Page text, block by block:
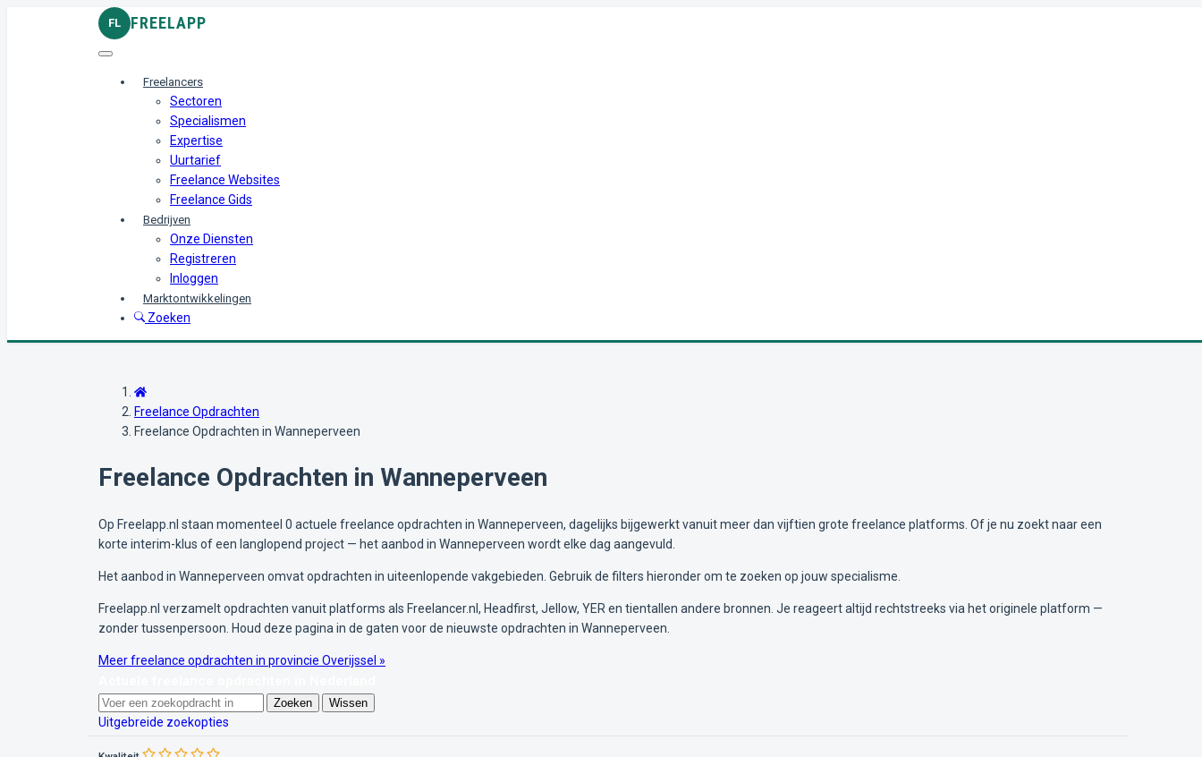
FL FREELAPP
Freelancers
Sectoren
Specialismen
Expertise
Uurtarief
Freelance Websites
Freelance Gids
Bedrijven
Onze Diensten
Registreren
Inloggen
Marktontwikkelingen
Zoeken
Freelance Opdrachten
Freelance Opdrachten in Wanneperveen
Freelance Opdrachten in Wanneperveen
Op Freelapp.nl staan momenteel 0 actuele freelance opdrachten in Wanneperveen, dagelijks bijgewerkt vanuit meer dan vijftien grote freelance platforms. Of je nu zoekt naar een
korte interim-klus of een langlopend project — het aanbod in Wanneperveen wordt elke dag aangevuld.
Het aanbod in Wanneperveen omvat opdrachten in uiteenlopende vakgebieden. Gebruik de filters hieronder om te zoeken op jouw specialisme.
Freelapp.nl verzamelt opdrachten vanuit platforms als Freelancer.nl, Headfirst, Jellow, YER en tientallen andere bronnen. Je reageert altijd rechtstreeks via het originele platform —
zonder tussenpersoon. Houd deze pagina in de gaten voor de nieuwste opdrachten in Wanneperveen.
Meer freelance opdrachten in provincie Overijssel »
Zoeken Wissen
Uitgebreide zoekopties